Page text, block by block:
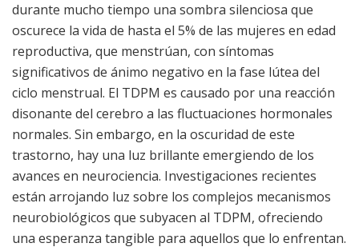
durante mucho tiempo una sombra silenciosa que
oscurece la vida de hasta el 5% de las mujeres en edad
reproductiva, que menstrúan, con síntomas
significativos de ánimo negativo en la fase lútea del
ciclo menstrual. El TDPM es causado por una reacción
disonante del cerebro a las fluctuaciones hormonales
normales. Sin embargo, en la oscuridad de este
trastorno, hay una luz brillante emergiendo de los
avances en neurociencia. Investigaciones recientes
están arrojando luz sobre los complejos mecanismos
neurobiológicos que subyacen al TDPM, ofreciendo
una esperanza tangible para aquellos que lo enfrentan.